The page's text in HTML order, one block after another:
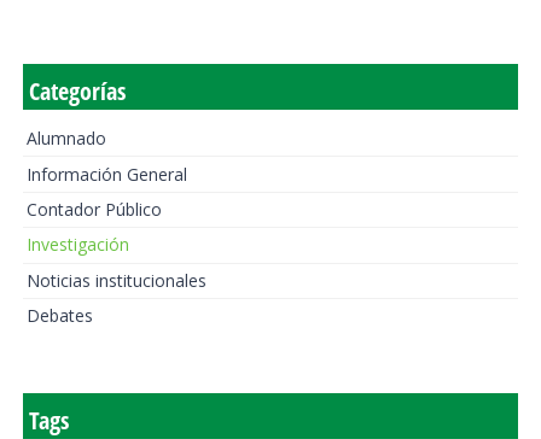
Categorías
Alumnado
Información General
Contador Público
Investigación
Noticias institucionales
Debates
Tags